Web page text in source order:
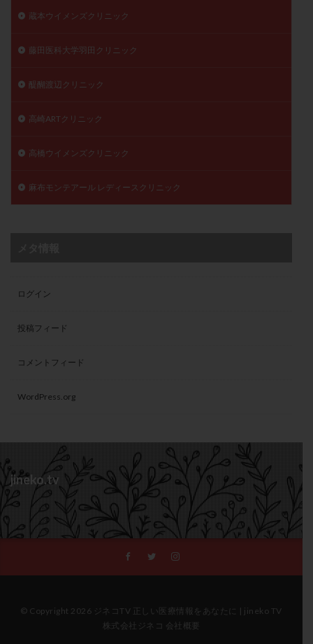
蔵本ウイメンズクリニック
藤田医科大学羽田クリニック
醍醐渡辺クリニック
高崎ARTクリニック
高橋ウイメンズクリニック
麻布モンテアール レディースクリニック
ログイン
投稿フィード
コメントフィード
WordPress.org
jineko.tv
© Copyright 2026 ジネコTV 正しい医療情報をあなたに | jineko TV
株式会社ジネコ 会社概要